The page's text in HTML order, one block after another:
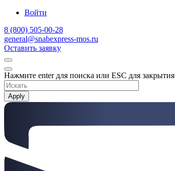
Войти
8 (800) 505-00-28
general@snabexpress-mos.ru
Оставить заявку
Нажмите enter для поиска или ESC для закрытия
Apply